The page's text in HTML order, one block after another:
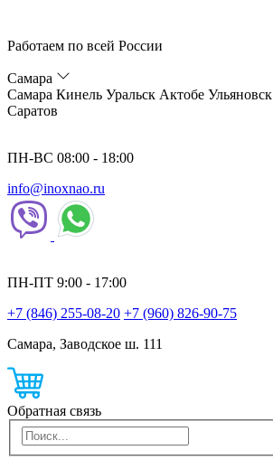
Работаем по всей России
Самара
Самара Кинель Уральск Актобе Ульяновск
Саратов
ПН-ВС 08:00 - 18:00
info@inoxnao.ru
ПН-ПТ 9:00 - 17:00
+7 (846) 255-08-20 +7 (960) 826-90-75
Самара, Заводское ш. 111
Обратная связь